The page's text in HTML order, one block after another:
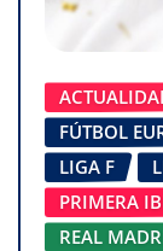
FÚTBOL
LIGA F
PRIMERA
REAL